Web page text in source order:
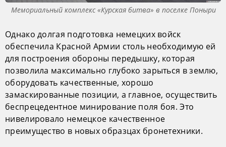
Мемориальный комплекс «Курская битва» в поселке Поныри
Однако долгая подготовка немецких войск
обеспечила Красной Армии столь необходимую ей
для построения обороны передышку, которая
позволила максимально глубоко зарыться в землю,
оборудовать качественные, хорошо
замаскированные позиции, а главное, осуществить
беспрецедентное минирование поля боя. Это
нивелировало немецкое качественное
преимущество в новых образцах бронетехники.